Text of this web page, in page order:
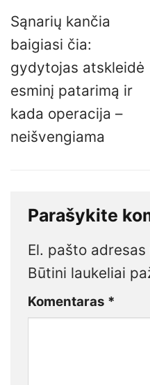
Sąnarių kančia
baigiasi čia:
gydytojas atskleidė
esminį patarimą ir
kada operacija –
neišvengiama
Parašykite
El. pašto
Būtini laukeliai
Komentaras *